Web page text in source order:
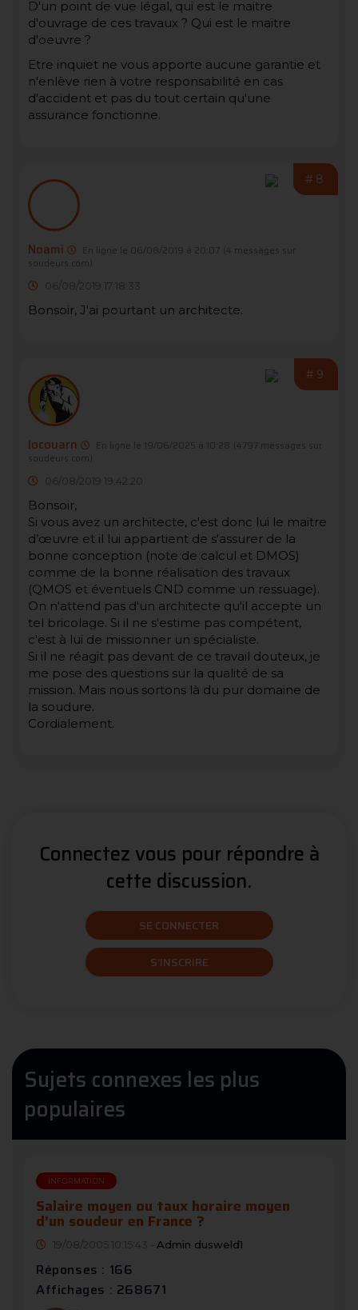
D'un point de vue légal, qui est le maitre
d'ouvrage de ces travaux ? Qui est le maitre
d'oeuvre ?
Etre inquiet ne vous apporte aucune garantie et
n'enlève rien à votre responsabilité en cas
d'accident et pas du tout certain qu'une
assurance fonctionne.
#8
Noami En ligne le 06/08/2019 à 20:07
(4 messages sur
soudeurs.com)
06/08/2019 17:18:33
Bonsoir, J'ai pourtant un architecte.
#9
locouarn En ligne le 19/06/2025 à 10:28
(4797 messages sur
soudeurs.com)
06/08/2019 19:42:20
Bonsoir,
Si vous avez un architecte, c'est donc lui le maitre
d’œuvre et il lui appartient de s'assurer de la
bonne conception (note de calcul et DMOS)
comme de la bonne réalisation des travaux
(QMOS et éventuels CND comme un ressuage).
On n'attend pas d'un architecte qu'il accepte un
tel bricolage. Si il ne s'estime pas compétent,
c'est à lui de missionner un spécialiste.
Si il ne réagit pas devant de ce travail douteux, je
me pose des questions sur la qualité de sa
mission. Mais nous sortons là du pur domaine de
la soudure.
Cordialement.
Connectez vous pour répondre à
cette discussion.
SE CONNECTER
S'INSCRIRE
Sujets connexes les plus
populaires
INFORMATION
Salaire moyen ou taux horaire moyen
d'un soudeur en France ?
19/08/2005 10:15:43 - Admin dusweld1
Réponses : 166
Affichages : 268671